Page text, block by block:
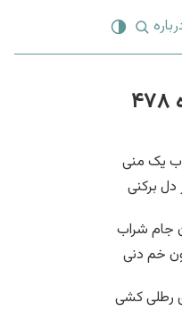
یک منی
دل برکنی
جام شراب
خم دنی
رطلی کشی